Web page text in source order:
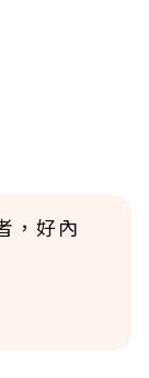
，好內